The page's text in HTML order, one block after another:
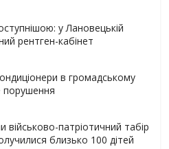
у Лановецькій
рентген-кабінет
в громадському
порушення
військово-патріотичний табір
близько 100 дітей